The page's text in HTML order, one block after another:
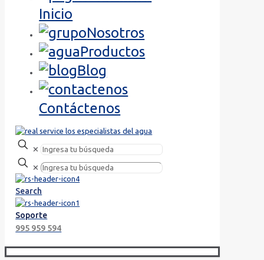
Inicio
Nosotros
Productos
Blog
Contáctenos
✕
✕
Search
Soporte
995 959 594